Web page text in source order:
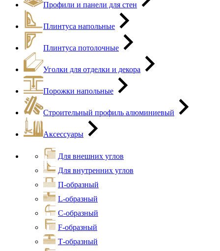
Профили и панели для стен
Плинтуса напольные
Плинтуса потолочные
Уголки для отделки и декора
Порожки напольные
Строительный профиль алюминиевый
Аксессуары
Для внешних углов
Для внутренних углов
П-образный
L-образный
С-образный
F-образный
Т-образный